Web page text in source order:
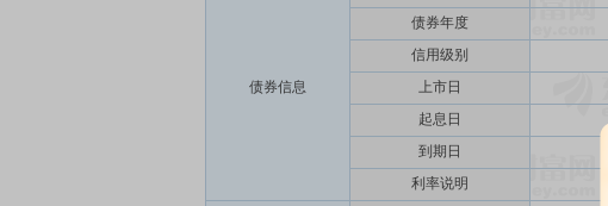
债券信息
债券年度
信用级别
上市日
起息日
到期日
利率说明